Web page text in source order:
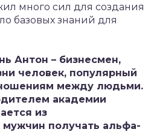
много сил для создания
базовых знаний для
Антон – бизнесмен,
человек, популярный
между людьми.
академии
из
мужчин получать альфа-